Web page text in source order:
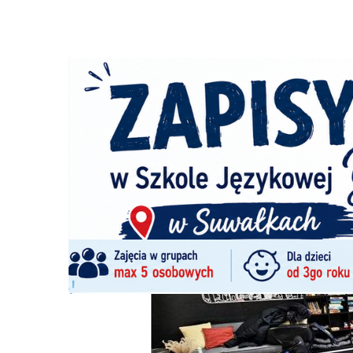
Ścieżka
nawigacyjna
Strona główna
Miejsce
Z ŻYCIA MIASTA 03/02/2025 / 1 Komentarzy
Miejsce dedykowane młodzieży